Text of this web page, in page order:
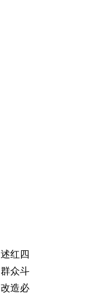
红四
众斗
造必